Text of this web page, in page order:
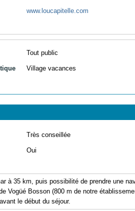
www.loucapitelle.com
Tout public
Village vacances
Très conseillée
Oui
à 35 km, puis possibilité de prendre une
Vogüé Bosson (800 m de notre
le début du séjour.